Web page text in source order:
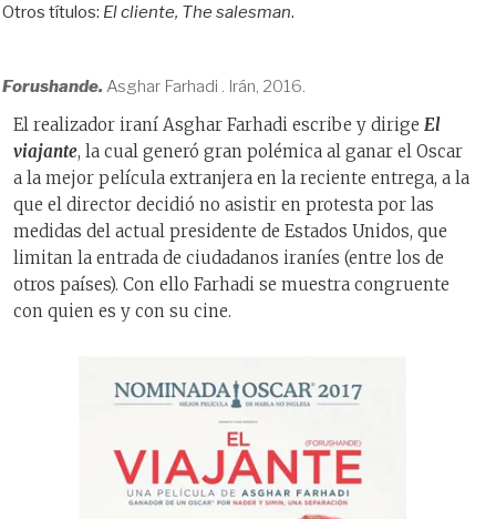
Otros títulos: El cliente, The salesman.
Forushande. Asghar Farhadi . Irán, 2016.
El realizador iraní Asghar Farhadi escribe y dirige El
viajante, la cual generó gran polémica al ganar el Oscar
a la mejor película extranjera en la reciente entrega, a la
que el director decidió no asistir en protesta por las
medidas del actual presidente de Estados Unidos, que
limitan la entrada de ciudadanos iraníes (entre los de
otros países). Con ello Farhadi se muestra congruente
con quien es y con su cine.